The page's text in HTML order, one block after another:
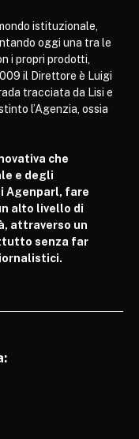
istituzionale,
oggi una tra le
i propri prodotti,
il Direttore è Luigi
tracciata da Lisi e
l’Agenzia, ossia
che
e degli
Agenparl, fare
alto livello di
attraverso un
senza far